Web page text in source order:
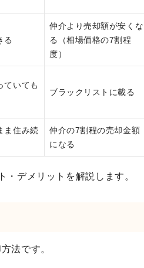
る
仲介より売却額が安くな
る（相場価格の7割程
度）
ていても
ブラックリストに載る
ま住み続
仲介の7割程の売却金額
になる
デメリットを解説します。
法です。